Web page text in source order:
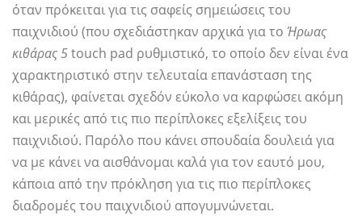
όταν πρόκειται για τις σαφείς σημειώσεις του
παιχνιδιού (που σχεδιάστηκαν αρχικά για το Ήρωας
κιθάρας 5touch pad ρυθμιστικό, το οποίο δεν είναι ένα
χαρακτηριστικό στην τελευταία επανάσταση της
κιθάρας), φαίνεται σχεδόν εύκολο να καρφώσει ακόμη
και μερικές από τις πιο περίπλοκες εξελίξεις του
παιχνιδιού. Παρόλο που κάνει σπουδαία δουλειά για
να με κάνει να αισθάνομαι καλά για τον εαυτό μου,
κάποια από την πρόκληση για τις πιο περίπλοκες
διαδρομές του παιχνιδιού απογυμνώνεται.